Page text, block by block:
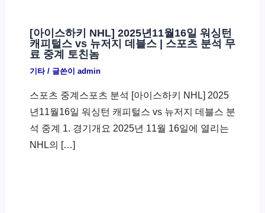
[아이스하키 NHL] 2025년11월16일 워싱턴
캐피털스 vs 뉴저지 데블스 | 스포츠 분석 무
료 중계 토친놈
기타/ 글쓴이 admin
스포츠 중계스포츠 분석 [아이스하키 NHL] 2025
년11월16일 워싱턴 캐피털스 vs 뉴저지 데블스 분
석 중계 1. 경기개요 2025년 11월 16일에 열리는
NHL의 […]